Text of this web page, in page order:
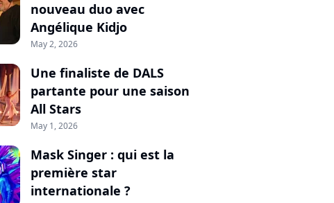
nouveau duo avec
Angélique Kidjo
May 2, 2026
Une finaliste de DALS
partante pour une saison
All Stars
May 1, 2026
Mask Singer : qui est la
première star
internationale ?